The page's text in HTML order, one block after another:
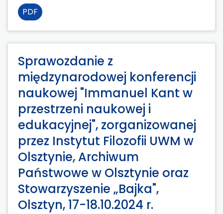
PDF
Sprawozdanie z
międzynarodowej konferencji
naukowej "Immanuel Kant w
przestrzeni naukowej i
edukacyjnej", zorganizowanej
przez Instytut Filozofii UWM w
Olsztynie, Archiwum
Państwowe w Olsztynie oraz
Stowarzyszenie „Bajka",
Olsztyn, 17-18.10.2024 r.